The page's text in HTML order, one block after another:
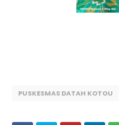
PUSKESMAS DATAH KOTOU